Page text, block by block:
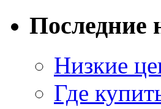
Последние
Низкие
Где